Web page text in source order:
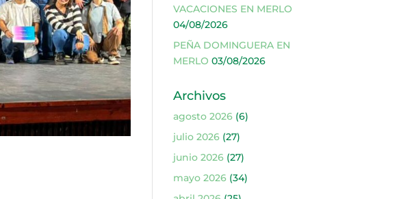
VACACIONES EN MERLO
04/08/2026
PEÑA DOMINGUERA EN
MERLO 03/08/2026
Archivos
agosto 2026(6)
julio 2026(27)
junio 2026(27)
mayo 2026(34)